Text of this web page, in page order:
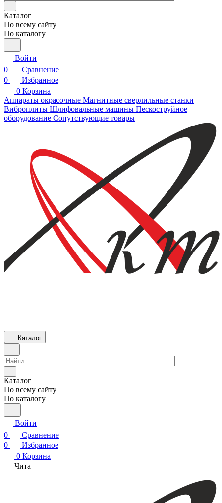
Каталог
По всему сайту
По каталогу
Войти
0
Сравнение
0
Избранное
0 Корзина
Аппараты окрасочные Магнитные сверлильные станки
Виброплиты Шлифовальные машины Пескоструйное
оборудование Сопутствующие товары
Каталог
Каталог
По всему сайту
По каталогу
Войти
0
Сравнение
0
Избранное
0 Корзина
Чита